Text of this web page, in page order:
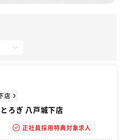
店
ろぎ 八戸城下店
正社員採用特典対象求人